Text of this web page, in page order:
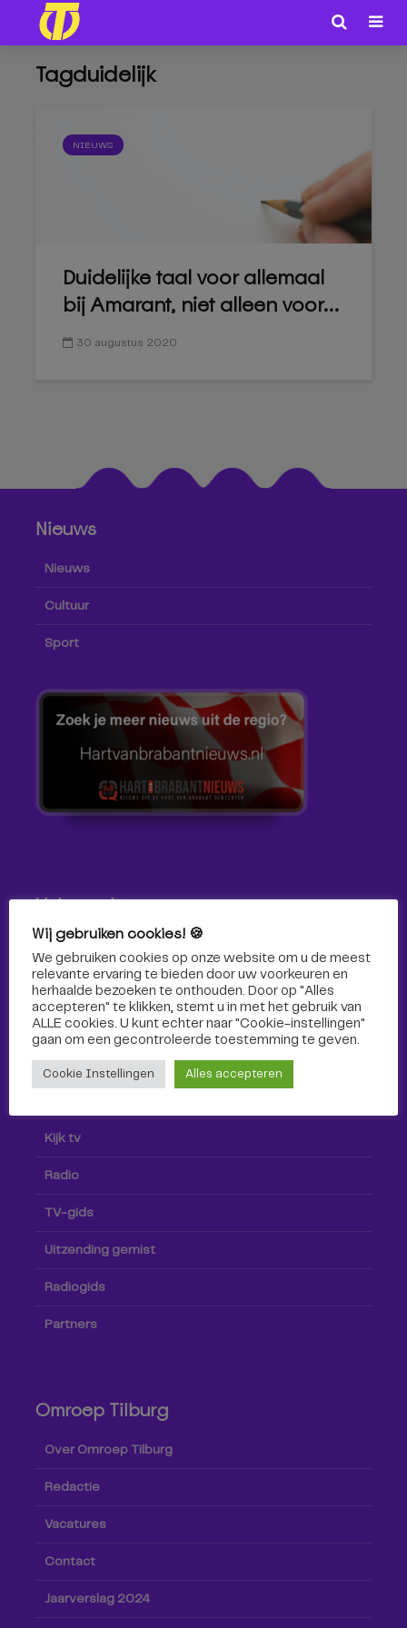
Tagduidelijk
NIEUWS
Duidelijke taal voor allemaal
bij Amarant, niet alleen voor...
30 augustus 2020
Nieuws
Nieuws
Cultuur
Sport
Volg ons!
Volg Omroep Tilburg niet alleen hier, maar ook via social
media!
Kijk tv
Radio
TV-gids
Uitzending gemist
Radiogids
Partners
Omroep Tilburg
Over Omroep Tilburg
Redactie
Vacatures
Contact
Jaarverslag 2024
Wij gebruiken cookies! 🍪
We gebruiken cookies op onze website om u de meest
relevante ervaring te bieden door uw voorkeuren en
herhaalde bezoeken te onthouden. Door op "Alles
accepteren" te klikken, stemt u in met het gebruik van
ALLE cookies. U kunt echter naar "Cookie-instellingen"
gaan om een ​​gecontroleerde toestemming te geven.
Cookie Instellingen Alles accepteren